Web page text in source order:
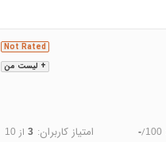
+ لیست من
Not Rated
-/100 امتیاز کاربران: 3 از 10